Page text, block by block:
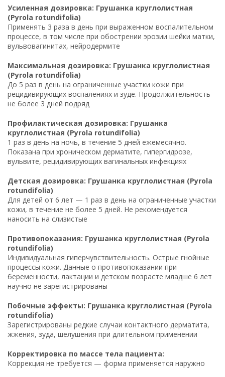
Усиленная дозировка: Грушанка круглолистная
(Pyrola rotundifolia)
Применять 3 раза в день при выраженном воспалительном
процессе, в том числе при обострении эрозии шейки матки,
вульвовагинитах, нейродермите
Максимальная дозировка: Грушанка круглолистная
(Pyrola rotundifolia)
До 5 раз в день на ограниченные участки кожи при
рецидивирующих воспалениях и зуде. Продолжительность
не более 3 дней подряд
Профилактическая дозировка: Грушанка
круглолистная (Pyrola rotundifolia)
1 раз в день на ночь, в течение 5 дней ежемесячно.
Показана при хроническом дерматите, гипергидрозе,
вульвите, рецидивирующих вагинальных инфекциях
Детская дозировка: Грушанка круглолистная (Pyrola
rotundifolia)
Для детей от 6 лет — 1 раз в день на ограниченные участки
кожи, в течение не более 5 дней. Не рекомендуется
наносить на слизистые
Противопоказания: Грушанка круглолистная (Pyrola
rotundifolia)
Индивидуальная гиперчувствительность. Острые гнойные
процессы кожи. Данные о противопоказании при
беременности, лактации и детском возрасте младше 6 лет
научно не зарегистрированы
Побочные эффекты: Грушанка круглолистная (Pyrola
rotundifolia)
Зарегистрированы редкие случаи контактного дерматита,
жжения, зуда, шелушения при длительном применении
Корректировка по массе тела пациента:
Коррекция не требуется — форма применяется наружно